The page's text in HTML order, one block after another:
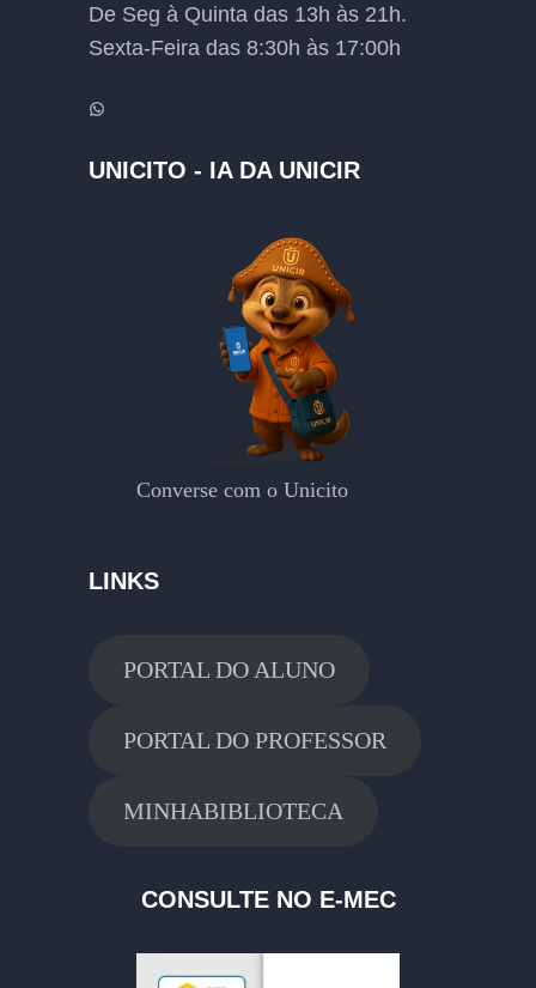
De Seg à Quinta das 13h às 21h.
Sexta-Feira das 8:30h às 17:00h
WhatsApp
UNICITO - IA DA UNICIR
Converse com o Unicito
LINKS
PORTAL DO ALUNO
PORTAL DO PROFESSOR
MINHABIBLIOTECA
CONSULTE NO E-MEC